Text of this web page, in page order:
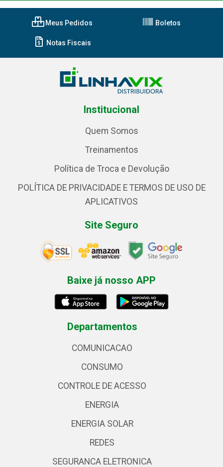
Meus Pedidos Boletos
Notas Fiscais
Institucional
Quem Somos
Treinamentos
Política de Troca e Devolução
POLÍTICA DE PRIVACIDADE E TERMOS DE USO DE
APLICATIVOS
Site Seguro
Baixe já nosso APP
Departamentos
COMUNICACAO
CONSUMO
CONTROLE DE ACESSO
ENERGIA
ENERGIA SOLAR
REDES
SEGURANCA ELETRONICA